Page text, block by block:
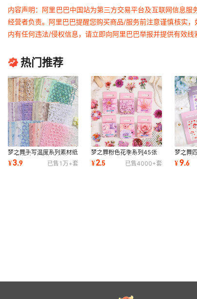
内容声明：阿里巴巴中国站为第三方交易平台及互联网信息
经营者负责。阿里巴巴提醒您购买商品/服务前注意谨慎核实
内有任何违法/侵权信息，请立即向阿里巴巴举报并提供有效线
热门推荐
梦之舞手写温度系列素材纸
15张混合材质盐系蕾丝网
格手帐痛包装饰
¥3.9 已售 1万+套
梦之舞粉色花季系列45张
PET盒装贴纸 花卉手账DIY
素材装饰贴画6款
¥2.5 已售4000+套
梦之舞
20张植
饰素材贴
¥9.6